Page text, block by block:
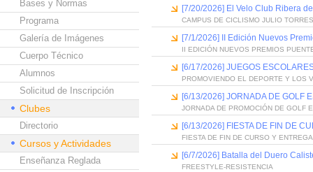
Bases y Normas
Programa
Galería de Imágenes
Cuerpo Técnico
Alumnos
Solicitud de Inscripción
Clubes
Directorio
Cursos y Actividades
Enseñanza Reglada
[7/20/2026] El Velo Club Ribera
CAMPUS DE CICLISMO JULIO
[7/1/2026] II Edición Nuevos
II EDICIÓN NUEVOS PREMIOS
[6/17/2026] JUEGOS
PROMOVIENDO EL DEPORTE Y LOS
[6/13/2026] JORNADA DE GOLF
JORNADA DE PROMOCIÓN DE GOLF
[6/13/2026] FIESTA DE FIN DE
FIESTA DE FIN DE CURSO Y
[6/7/2026] Batalla del Duero
FREESTYLE-RESISTENCIA